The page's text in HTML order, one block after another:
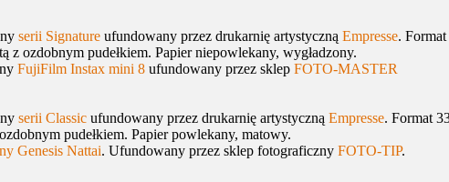
serii Signature ufundowany przez drukarnię artystyczną Empresse.
z ozdobnym pudełkiem. Papier niepowlekany, wygładzony.
FujiFilm Instax mini 8 ufundowany przez sklep FOTO-MASTER
serii Classic ufundowany przez drukarnię artystyczną Empresse. Format
pudełkiem. Papier powlekany, matowy.
Genesis Nattai. Ufundowany przez sklep fotograficzny FOTO-TIP.